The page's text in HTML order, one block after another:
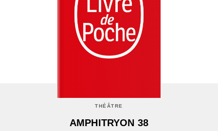
THÉÂTRE
AMPHITRYON 38